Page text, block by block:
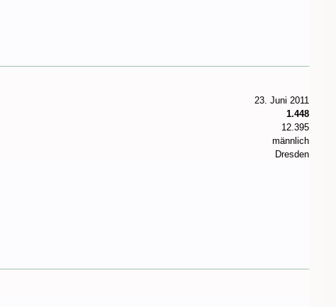
23. Juni 2011
1.448
12.395
männlich
Dresden